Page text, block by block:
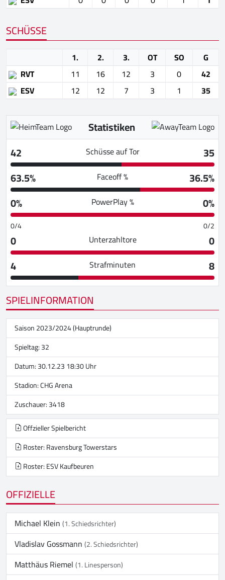
SCHÜSSE
1. 2. 3. OT SO
G
RVT
11 16 12 3 0
42
ESV
12 12 7 3 1 35
Statistiken
42
Schüsse auf Tor
35
63.5%
Faceoff %
36.5%
0%
PowerPlay % 0%
0/4 0/2
0 Unterzahltore
0
4
Strafminuten
8
SPIELINFORMATION
Saison 2023/2024 (Hauptrunde)
Spieltag: 32
Datum: 30.12.23 18:30 Uhr
Stadion:CHG Arena
Zuschauer: 3418
Offzieller Spielbericht
Roster: Ravensburg Towerstars
Roster: ESV Kaufbeuren
OFFIZIELLE
Michael Klein(1. Schiedsrichter)
Vladislav Gossmann(2. Schiedsrichter)
Matthäus Riemel(1. Linesperson)